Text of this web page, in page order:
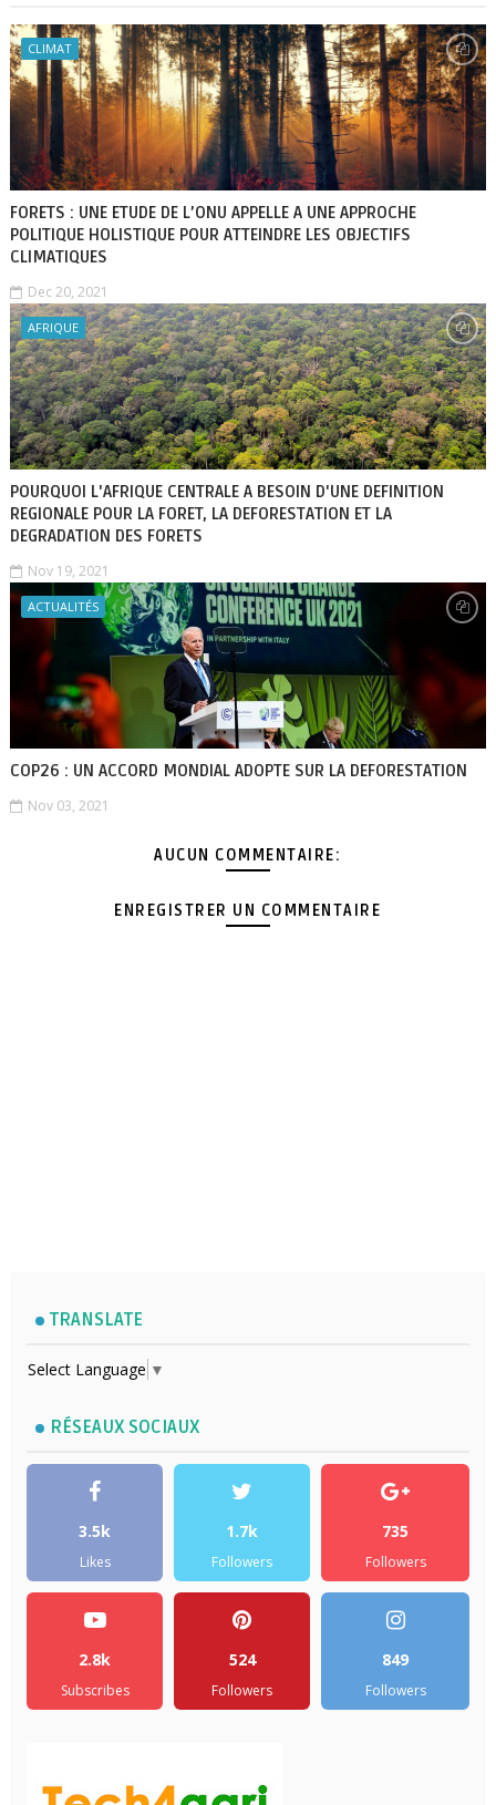
CLIMAT
FORETS : UNE ETUDE DE L’ONU APPELLE A UNE APPROCHE
POLITIQUE HOLISTIQUE POUR ATTEINDRE LES OBJECTIFS
CLIMATIQUES
Dec 20, 2021
AFRIQUE
POURQUOI L'AFRIQUE CENTRALE A BESOIN D'UNE DEFINITION
REGIONALE POUR LA FORET, LA DEFORESTATION ET LA
DEGRADATION DES FORETS
Nov 19, 2021
ACTUALITÉS
COP26 : UN ACCORD MONDIAL ADOPTE SUR LA DEFORESTATION
Nov 03, 2021
AUCUN COMMENTAIRE:
ENREGISTRER UN COMMENTAIRE
TRANSLATE
Select Language ▼
RÉSEAUX SOCIAUX
3.5k
Likes
1.7k
Followers
735
Followers
2.8k
Subscribes
524
Followers
849
Followers